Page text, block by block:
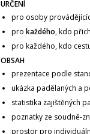
URČENÍ
pro osoby
pro každého, kdo
pro každého, kdo
OBSAH
prezentace podle
ukázka padělaných a
statistika zajištěných
poznatky ze soudně-
prostor pro